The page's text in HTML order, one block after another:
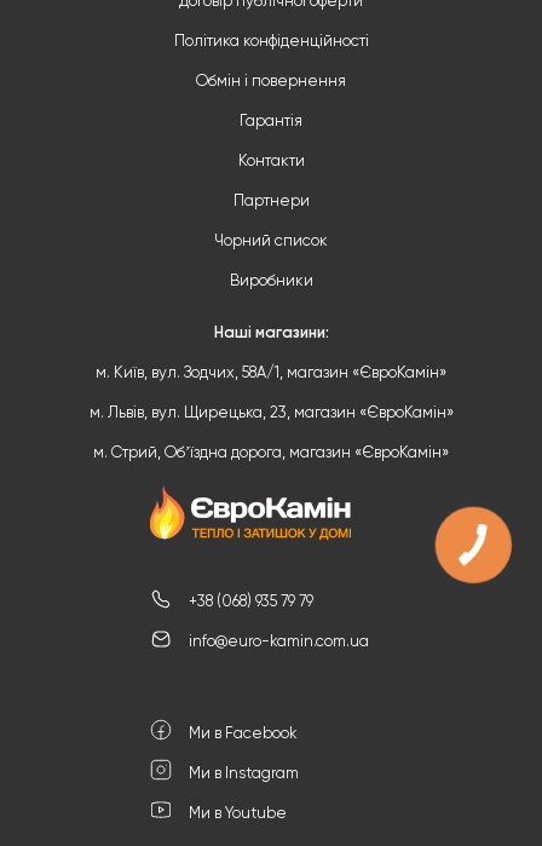
+38 (068) 935 79 79
info@euro-kamin.com.ua
Ми в Facebook
Ми в Instagram
Ми в Youtube
Політика конфіденційності
Обмін і повернення
Гарантія
Контакти
Партнери
Чорний список
Виробники
Наші магазини:
м. Київ, вул. Зодчих, 58А/1, магазин «ЄвроКамін»
м. Львів, вул. Щирецька, 23, магазин «ЄвроКамін»
м. Стрий, Обʼїздна дорога, магазин «ЄвроКамін»